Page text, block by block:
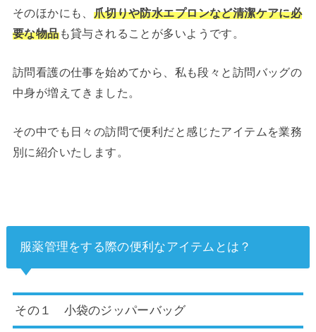
そのほかにも、 爪切りや防水エプロンなど清潔ケアに必
要な物品も貸与されることが多いようです。
訪問看護の仕事を始めてから、私も段々と訪問バッグの
中身が増えてきました。
その中でも日々の訪問で便利だと感じたアイテムを業務
別に紹介いたします。
服薬管理をする際の便利なアイテムとは？
その１ 小袋のジッパーバッグ